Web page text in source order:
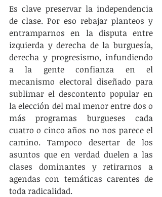
Es clave preservar la independencia
de clase. Por eso rebajar planteos y
entramparnos en la disputa entre
izquierda y derecha de la burguesía,
derecha y progresismo, infundiendo
a la gente confianza en el
mecanismo electoral diseñado para
sublimar el descontento popular en
la elección del mal menor entre dos o
más programas burgueses cada
cuatro o cinco años no nos parece el
camino. Tampoco desertar de los
asuntos que en verdad duelen a las
clases dominantes y retirarnos a
agendas con temáticas carentes de
toda radicalidad.